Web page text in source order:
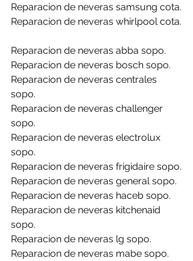
Reparacion de neveras samsung cota.
Reparacion de neveras whirlpool cota.
Reparacion de neveras abba sopo.
Reparacion de neveras bosch sopo.
Reparacion de neveras centrales
sopo.
Reparacion de neveras challenger
sopo.
Reparacion de neveras electrolux
sopo.
Reparacion de neveras frigidaire sopo.
Reparacion de neveras general sopo.
Reparacion de neveras haceb sopo.
Reparacion de neveras kitchenaid
sopo.
Reparacion de neveras lg sopo.
Reparacion de neveras mabe sopo.